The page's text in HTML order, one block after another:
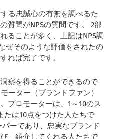
る忠誠心の有無を調べるた
質問がNPSの質問です。 2部
ることが多く、上記はNPS調
ぜそのような評価をされたの
れば完了です。
察を得ることができるので
ーター（ブランドファン）
プロモーターは、1～10のス
たは10点をつけた人たちで
ーであり、忠実なブランド
、紹介してくれる人たちで